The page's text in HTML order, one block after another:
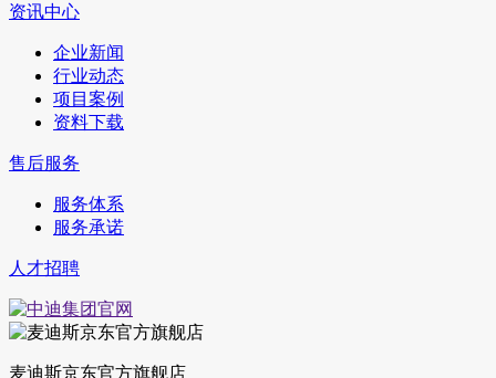
资讯中心
企业新闻
行业动态
项目案例
资料下载
售后服务
服务体系
服务承诺
人才招聘
麦迪斯京东官方旗舰店